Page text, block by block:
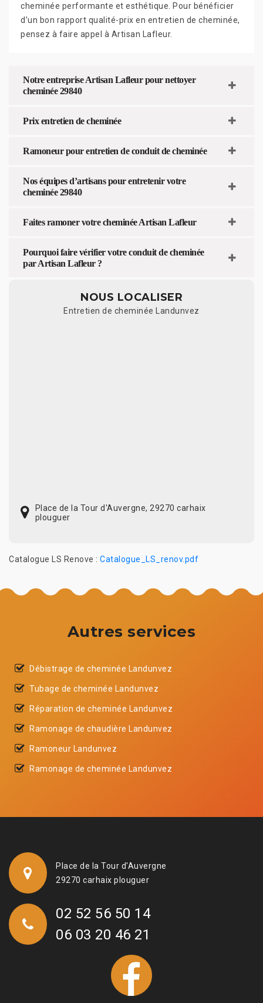
cheminée performante et esthétique. Pour bénéficier
d’un bon rapport qualité-prix en entretien de cheminée,
pensez à faire appel à Artisan Lafleur.
Notre entreprise Artisan Lafleur pour nettoyer
cheminée 29840
Prix entretien de cheminée
Ramoneur pour entretien de conduit de cheminée
Nos équipes d’artisans pour entretenir votre
cheminée 29840
Faites ramoner votre cheminée Artisan Lafleur
Pourquoi faire vérifier votre conduit de cheminée
par Artisan Lafleur ?
NOUS LOCALISER
Entretien de cheminée Landunvez
Place de la Tour d'Auvergne, 29270 carhaix
plouguer
Catalogue LS Renove : Catalogue_LS_renov.pdf
Autres services
Débistrage de cheminée Landunvez
Tubage de cheminée Landunvez
Réparation de cheminée Landunvez
Ramonage de chaudière Landunvez
Ramoneur Landunvez
Ramonage de cheminée Landunvez
Place de la Tour d'Auvergne
29270 carhaix plouguer
02 52 56 50 14
06 03 20 46 21